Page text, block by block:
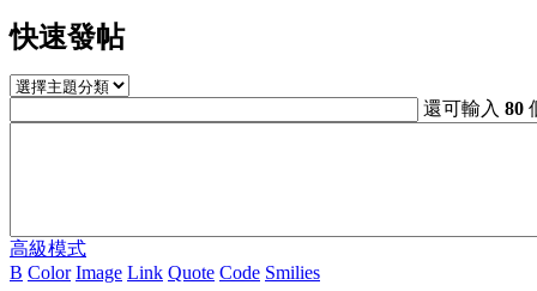
快速發帖
還可輸入80
高級模式
B Color Image Link Quote Code Smilies